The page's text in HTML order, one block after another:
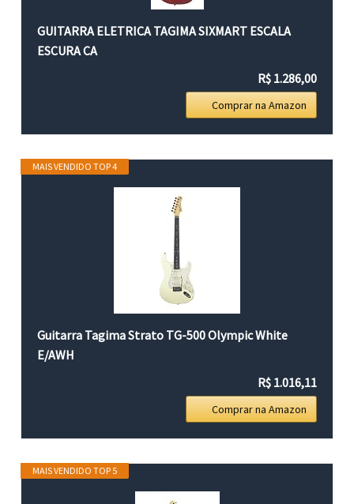
GUITARRA ELETRICA TAGIMA SIXMART ESCALA
ESCURA CA
R$ 1.286,00
Comprar na Amazon
MAIS VENDIDO TOP 4
Guitarra Tagima Strato TG-500 Olympic White
E/AWH
R$ 1.016,11
Comprar na Amazon
MAIS VENDIDO TOP 5